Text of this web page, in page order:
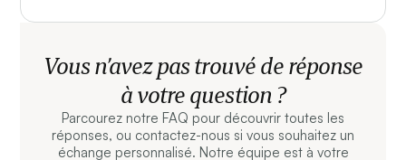
Vous n’avez pas trouvé de réponse
à votre question ?
Parcourez notre FAQ pour découvrir toutes les
réponses, ou contactez-nous si vous souhaitez un
échange personnalisé. Notre équipe est à votre